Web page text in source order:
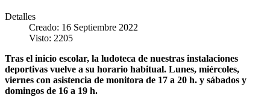
Detalles
Creado: 16 Septiembre 2022
Visto: 2205
Tras el inicio escolar, la ludoteca de nuestras instalaciones
deportivas vuelve a su horario habitual. Lunes, miércoles,
viernes con asistencia de monitora de 17 a 20 h. y sábados y
domingos de 16 a 19 h.